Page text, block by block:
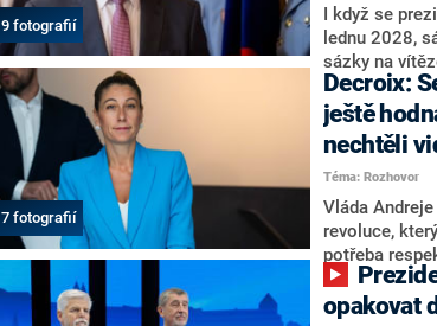
Zdeněk Nytra
některých
nepřítel, ale
9 fotografií
I když se
lednu 2028,
sázky na
hlava státu
zmiňují dva
Andreje
Oblíbeným
Motoristy
o případné
značně
nemá osobu,
7 fotografií
Decroix:
ještě
nechtěli
Téma: Rozhovor
Vláda
revoluce,
potřeba
ministryně
rozhovoru
opakovat